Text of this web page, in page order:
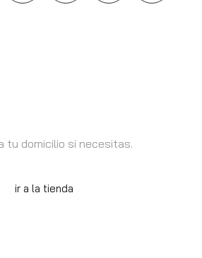
tu domicilio si necesitas.
ir a la tienda